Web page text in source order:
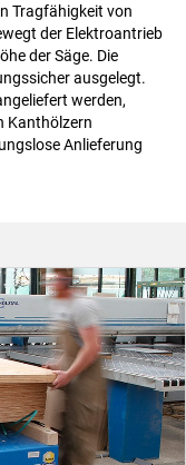
Tragfähigkeit von
der Elektroantrieb
der Säge. Die
ausgelegt.
werden,
Kanthölzern
Anlieferung